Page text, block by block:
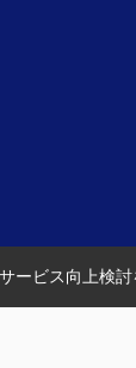
ービス向上検